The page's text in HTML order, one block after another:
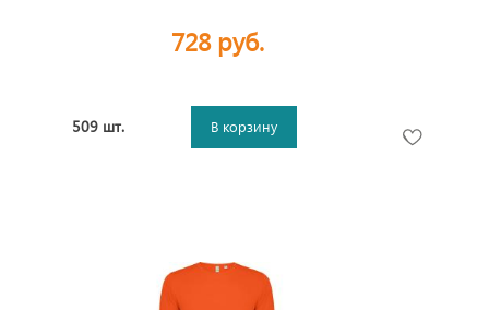
728 руб.
509 шт. В корзину